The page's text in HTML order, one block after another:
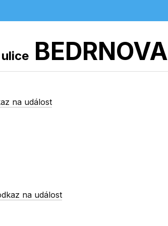
ulice BEDRNOVA
na událost
na událost